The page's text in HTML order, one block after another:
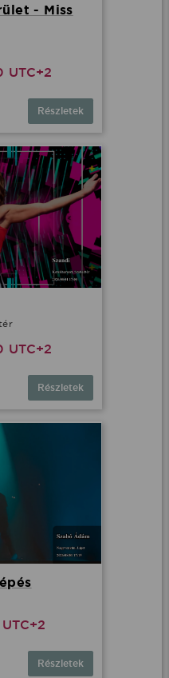
- Miss
UTC+2
Részletek
UTC+2
Részletek
Részletek